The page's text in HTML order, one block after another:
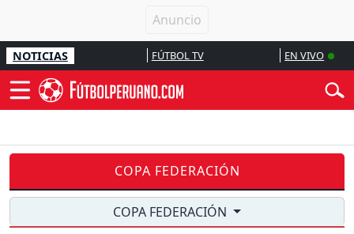
NOTICIAS FÚTBOL TV EN VIVO
COPA FEDERACIÓN
COPA FEDERACIÓN